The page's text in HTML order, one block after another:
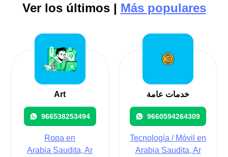
Ver los últimos | Más populares
Art
966538253494
Ropa en
Arabia Saudita, Ar
خدمات عامة
9660594264309
Tecnología / Móvil en
Arabia Saudita, Ar